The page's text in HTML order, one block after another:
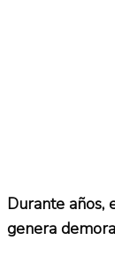
Durante años,
genera